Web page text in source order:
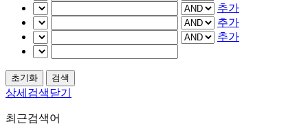
추가
추가
추가
상세검색닫기
최근검색어